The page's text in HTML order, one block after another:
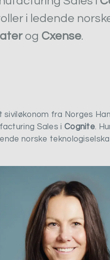
i ledende
og Cxense.
siviløkonom fra Norges
Sales i Cognite.
norske